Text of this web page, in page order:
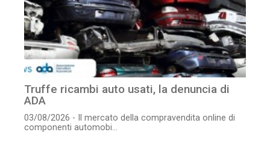
Truffe ricambi auto usati, la denuncia di
ADA
03/08/2026 - Il mercato della compravendita online di
componenti automobi...